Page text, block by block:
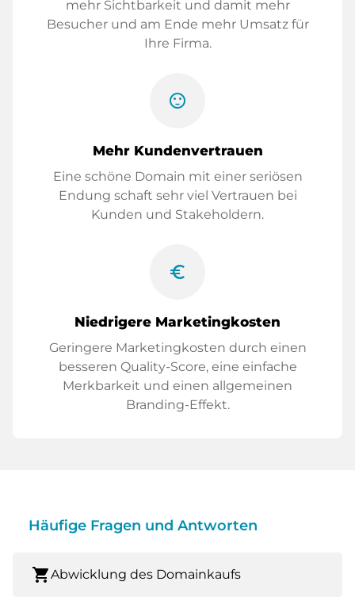
mehr Sichtbarkeit und damit mehr
Besucher und am Ende mehr Umsatz für
Ihre Firma.
sentiment_satisfied
Mehr Kundenvertrauen
Eine schöne Domain mit einer seriösen
Endung schaft sehr viel Vertrauen bei
Kunden und Stakeholdern.
euro_symbol
Niedrigere Marketingkosten
Geringere Marketingkosten durch einen
besseren Quality-Score, eine einfache
Merkbarkeit und einen allgemeinen
Branding-Effekt.
Häufige Fragen und Antworten
shopping_cartAbwicklung des Domainkaufs